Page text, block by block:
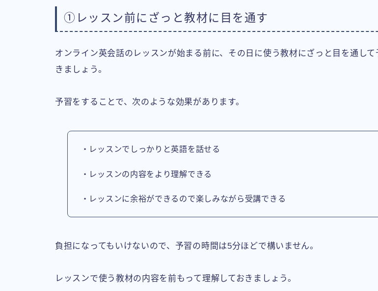
①レッスン前にざっと教材に目を通す
オンライン英会話のレッスンが始まる前に、その日に使う教材にざっと目を通して
きましょう。
予習をすることで、次のような効果があります。
・レッスンでしっかりと英語を話せる
・レッスンの内容をより理解できる
・レッスンに余裕ができるので楽しみながら受講できる
負担になってもいけないので、予習の時間は5分ほどで構いません。
レッスンで使う教材の内容を前もって理解しておきましょう。